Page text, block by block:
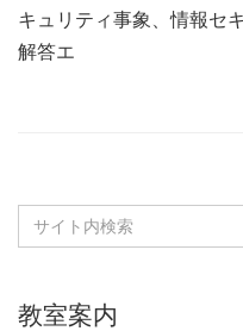
キュリティ事象、情報セ
解答エ
教室案内